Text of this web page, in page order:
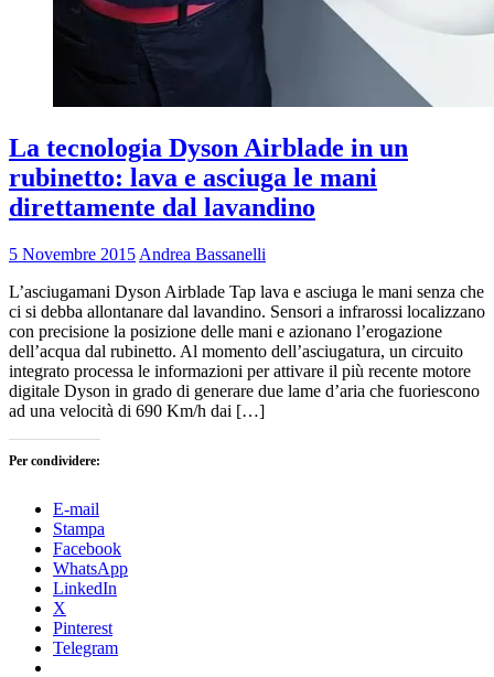
La tecnologia Dyson Airblade in un
rubinetto: lava e asciuga le mani
direttamente dal lavandino
5 Novembre 2015 Andrea Bassanelli
L’asciugamani Dyson Airblade Tap lava e asciuga le mani senza che
ci si debba allontanare dal lavandino. Sensori a infrarossi localizzano
con precisione la posizione delle mani e azionano l’erogazione
dell’acqua dal rubinetto. Al momento dell’asciugatura, un circuito
integrato processa le informazioni per attivare il più recente motore
digitale Dyson in grado di generare due lame d’aria che fuoriescono
ad una velocità di 690 Km/h dai […]
Per condividere:
E-mail
Stampa
Facebook
WhatsApp
LinkedIn
X
Pinterest
Telegram